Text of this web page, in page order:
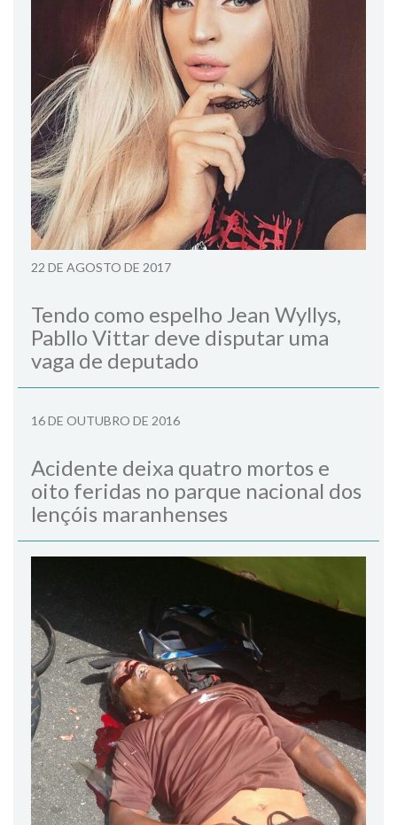
22 DE AGOSTO DE 2017
Tendo como espelho Jean Wyllys,
Pabllo Vittar deve disputar uma
vaga de deputado
16 DE OUTUBRO DE 2016
Acidente deixa quatro mortos e
oito feridas no parque nacional dos
lençóis maranhenses